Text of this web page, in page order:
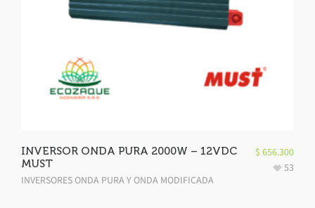
INVERSOR ONDA PURA 2000W – 12VDC
MUST
INVERSORES ONDA PURA Y ONDA MODIFICADA
$ 656.300
53